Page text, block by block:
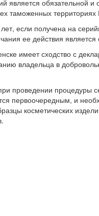
является обязательной
таможенных
если получена на
ее действия
имеет сходство с
владельца в
проведении процедуры
первоочередным, и
косметических